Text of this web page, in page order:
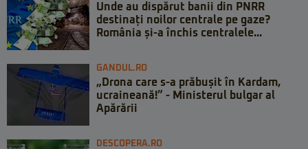
Unde au dispărut banii din PNRR
destinați noilor centrale pe gaze?
România și-a închis centralele...
GANDUL.RO
„Drona care s-a prăbușit în Kardam,
ucraineană!” - Ministerul bulgar al
Apărării
DESCOPERA.RO